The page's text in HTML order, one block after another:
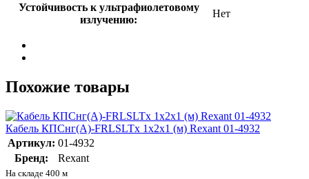
Устойчивость к ультрафиолетовому
излучению:
Нет
Похожие товары
Кабель КПСнг(А)-FRLSLTx 1х2х1 (м) Rexant 01-4932
Артикул: 01-4932
Бренд:
Rexant
На складе 400 м